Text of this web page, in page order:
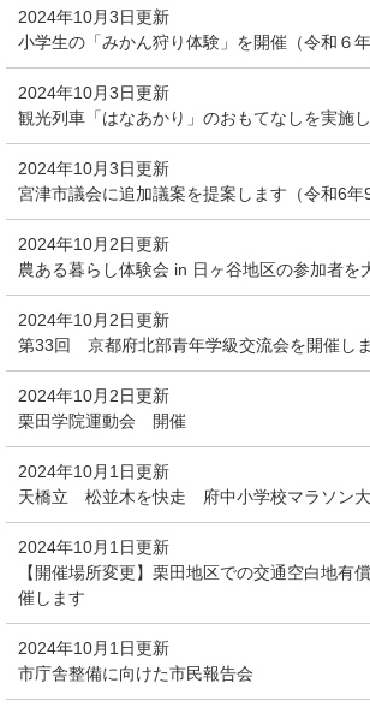
2024年10月3日更新
小学生の「みかん狩り体験」を開催（令和６年
2024年10月3日更新
観光列車「はなあかり」のおもてなしを実施し
2024年10月3日更新
宮津市議会に追加議案を提案します（令和6年
2024年10月2日更新
農ある暮らし体験会 in 日ヶ谷地区の参加者を
2024年10月2日更新
第33回 京都府北部青年学級交流会を開催し
2024年10月2日更新
栗田学院運動会 開催
2024年10月1日更新
天橋立 松並木を快走 府中小学校マラソン
2024年10月1日更新
【開催場所変更】栗田地区での交通空白地有
催します
2024年10月1日更新
市庁舎整備に向けた市民報告会